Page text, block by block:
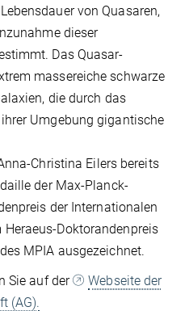
von Quasaren,
dieser
Das Quasar-
massereiche schwarze
die durch das
Umgebung gigantische
Christina Eilers bereits
der Max-Planck-
der Internationalen
Doktorandenpreis
MPIA ausgezeichnet.
Sie auf der
Webseite der
(AG).